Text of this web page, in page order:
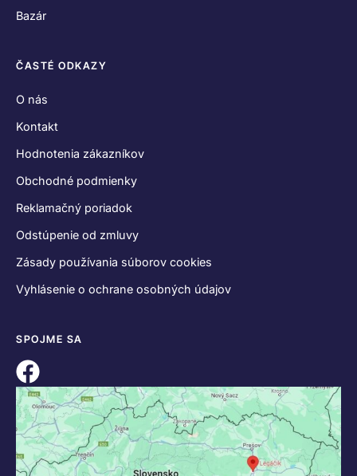
Bazár
ČASTÉ ODKAZY
O nás
Kontakt
Hodnotenia zákazníkov
Obchodné podmienky
Reklamačný poriadok
Odstúpenie od zmluvy
Zásady používania súborov cookies
Vyhlásenie o ochrane osobných údajov
SPOJME SA